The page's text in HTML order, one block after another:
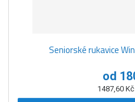
Seniorské rukavice
od
1487,60